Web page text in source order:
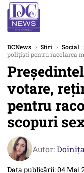
DCNews › Stiri › Social ›
poliţişti pentru racolarea
votare,
pentru
scopuri
Autor:
Data publicării: 04 Mai